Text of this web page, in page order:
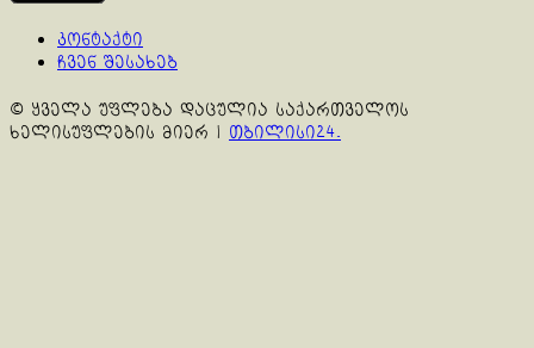
კონტაქტი
ჩვენ შესახებ
© ყველა უფლება დაცულია საქართველოს
ხელისუფლების მიერ | თბილისი24.